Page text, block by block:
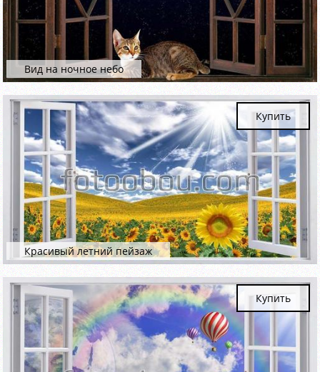
Вид на ночное небо
Красивый летний пейзаж
Купить
Купить